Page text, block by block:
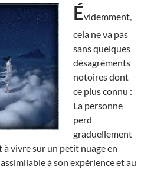
Évidemment,
cela ne va pas
sans quelques
désagréments
notoires dont
ce plus connu :
La personne
perd
graduellement
à vivre sur un petit nuage en
à son expérience et au